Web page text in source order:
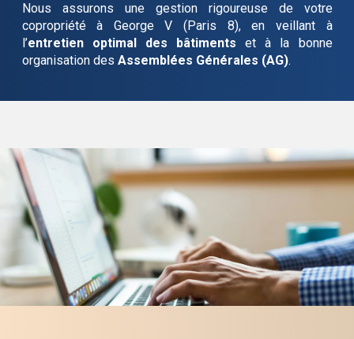
Nous assurons une gestion rigoureuse de votre
copropriétéà George V (Paris 8), en veillant à
l’entretien optimal des bâtiments et à la bonne
organisation des Assemblées Générales (AG).